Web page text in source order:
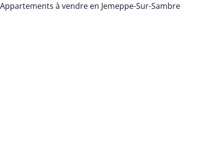
Appartements à vendre en Jemeppe-Sur-Sambre